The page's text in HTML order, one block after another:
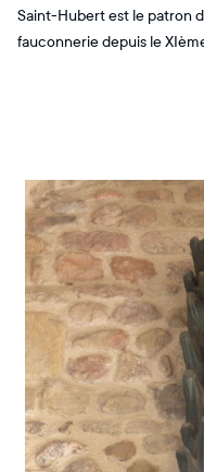
Saint-Hubert est le patron
fauconnerie depuis le